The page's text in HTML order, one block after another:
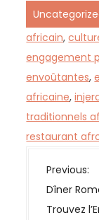
africain,
engagement
envoûtantes,
africaine,
traditionnels
restaurant
N
a
v
Previous:
Dîner
Trouvez